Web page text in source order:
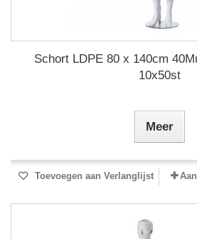
Schort LDPE 80 x 140cm
10x50st
Meer
Toevoegen aan Verlanglijst